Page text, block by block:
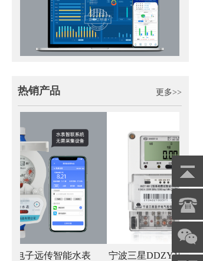
热销产品 更多>>
宁波三星DDZY188-Z型4G通讯智能电 杭